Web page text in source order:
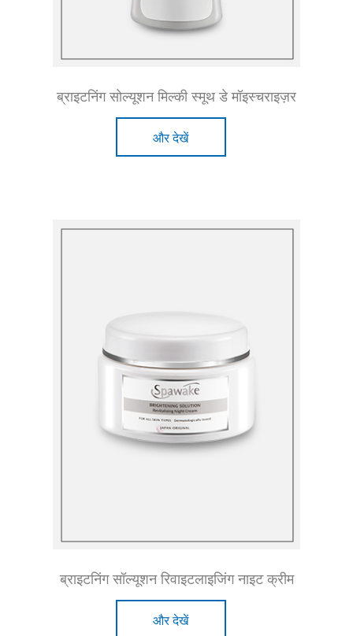
ब्राइटनिंग सोल्यूशन मिल्की स्मूथ डे मॉइस्चराइज़र
और देखें
ब्राइटनिंग सॉल्यूशन रिवाइटलाइजिंग नाइट क्रीम
और देखें